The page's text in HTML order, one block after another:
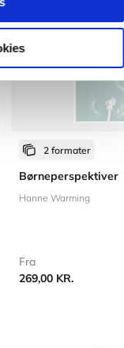
2 formater
Børneperspektiver
Hanne Warming
Fra
269,00 KR.